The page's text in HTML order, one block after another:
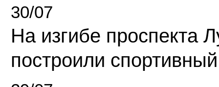
30/07
На изгибе проспекта
построили